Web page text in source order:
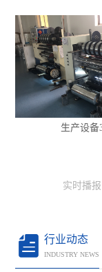
生产设备
实时播
 行业动态
INDUSTRY NEWS